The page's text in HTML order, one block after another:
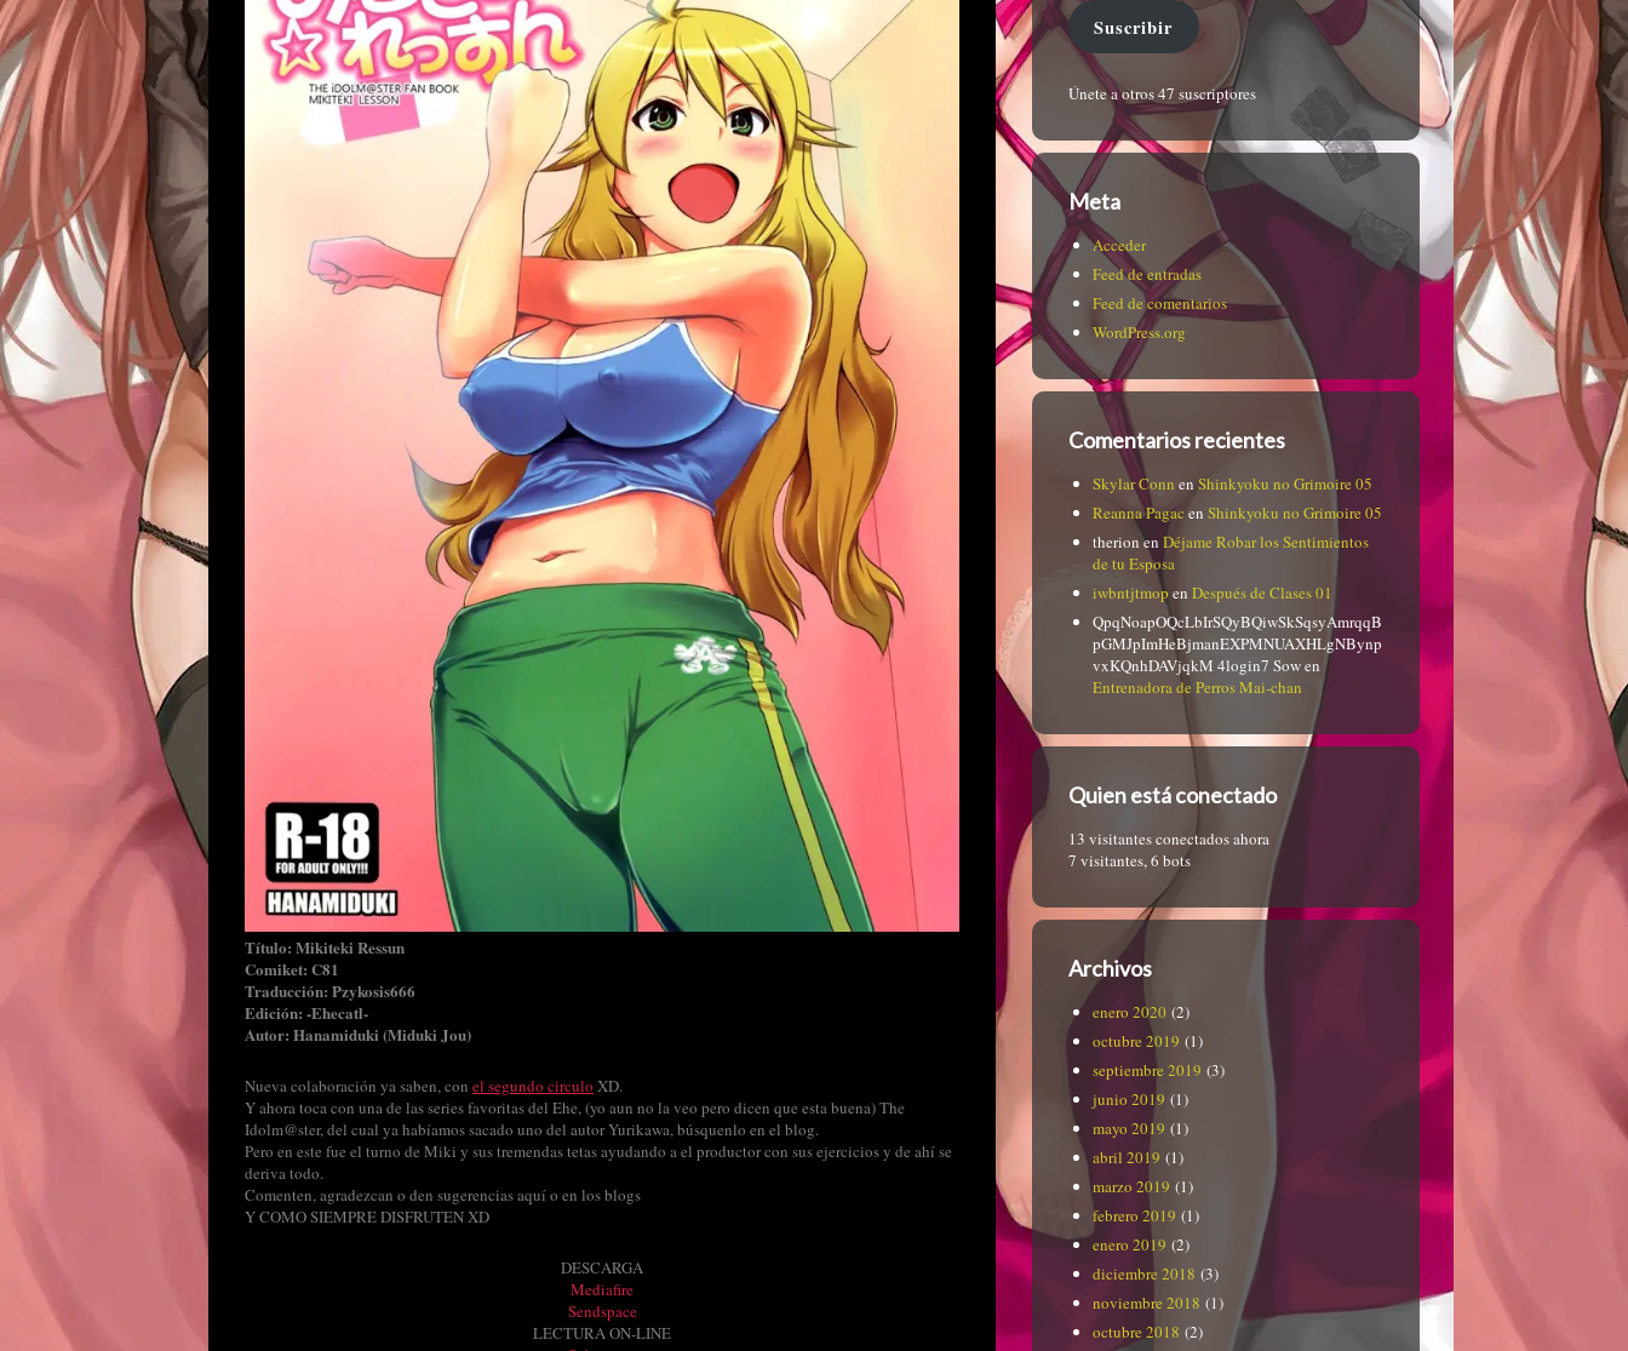
Título: Mikiteki Ressun
Comiket: C81
Traducción: Pzykosis666
Edición: -Ehecatl-
Autor: Hanamiduki (Miduki Jou)
Nueva colaboración ya saben, con el segundo circulo XD.
Y ahora toca con una de las series favoritas del Ehe, (yo aun no la veo pero dicen que esta buena) The
Idolm@ster, del cual ya habíamos sacado uno del autor Yurikawa, búsquenlo en el blog.
Pero en este fue el turno de Miki y sus tremendas tetas ayudando a el productor con sus ejercicios y de ahí se
deriva todo.
Comenten, agradezcan o den sugerencias aquí o en los blogs
Y COMO SIEMPRE DISFRUTEN XD
DESCARGA
Mediafire
Sendspace
LECTURA ON-LINE
Suscribir
Únete a otros 47 suscriptores
Meta
Acceder
Feed de entradas
Feed de comentarios
WordPress.org
Comentarios recientes
Skylar Conn en Shinkyoku no Grimoire 05
Reanna Pagac en Shinkyoku no Grimoire 05
therionen Déjame Robar los Sentimientos
de tu Esposa
iwbntjtmop en Después de Clases 01
QpqNoapOQcLbIrSQyBQiwSkSqsyAmrqqB
pGMJpImHeBjmanEXPMNUAXHLgNBynp
vxKQnhDAVjqkM 4login7 Sowen
Entrenadora de Perros Mai-chan
Quien está conectado
13 visitantes conectados ahora
7 visitantes,6 bots
Archivos
enero 2020 (2)
octubre 2019 (1)
septiembre 2019 (3)
junio 2019 (1)
mayo 2019 (1)
abril 2019 (1)
marzo 2019 (1)
febrero 2019 (1)
enero 2019 (2)
diciembre 2018 (3)
noviembre 2018 (1)
octubre 2018 (2)